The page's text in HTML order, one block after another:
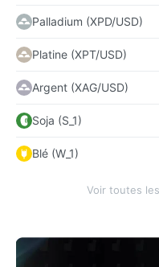
Palladium (XPD/USD)
Platine (XPT/USD)
Argent (XAG/USD)
Soja (S_1)
Blé (W_1)
Voir toutes